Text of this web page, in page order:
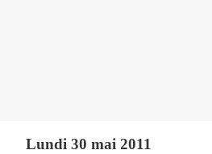
Lundi 30 mai 2011